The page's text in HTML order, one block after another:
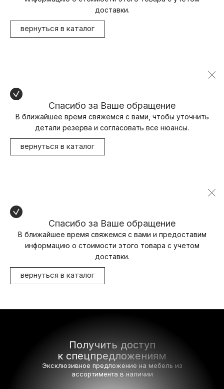
доставки.
вернуться в каталог
Спасибо за Ваше обращение
В ближайшее время свяжемся с вами, чтобы уточнить
детали резерва и согласовать все нюансы.
вернуться в каталог
Спасибо за Ваше обращение
В ближайшее время свяжемся с вами и предоставим
информацию о стоимости этого товара с учетом
доставки.
вернуться в каталог
Получить доступ
к спецпредложениям
Эксклюзивное предложение на мебель из
ассортимента в наличии